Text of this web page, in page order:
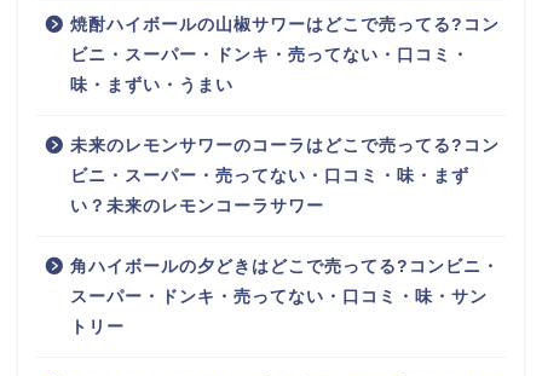
焼酎ハイボールの山椒サワーはどこで売ってる?コン
ビニ・スーパー・ドンキ・売ってない・口コミ・
味・まずい・うまい
未来のレモンサワーのコーラはどこで売ってる?コン
ビニ・スーパー・売ってない・口コミ・味・まず
い？未来のレモンコーラサワー
角ハイボールの夕どきはどこで売ってる?コンビニ・
スーパー・ドンキ・売ってない・口コミ・味・サン
トリー